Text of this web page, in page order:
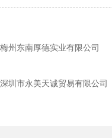
州东南厚德实业有限公司
圳市永美天诚贸易有限公司